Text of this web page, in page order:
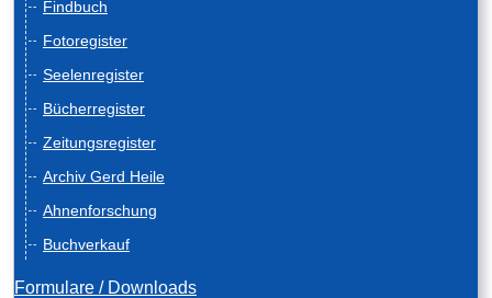
Findbuch
Fotoregister
Seelenregister
Bücherregister
Zeitungsregister
Archiv Gerd Heile
Ahnenforschung
Buchverkauf
Formulare / Downloads